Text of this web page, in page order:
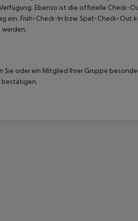
Ebenso ist die offizielle Check-
ein. Früh-Check-In bzw. Spät-Check-Out
werden.
oder ein Mitglied Ihrer Gruppe
bestätigen.